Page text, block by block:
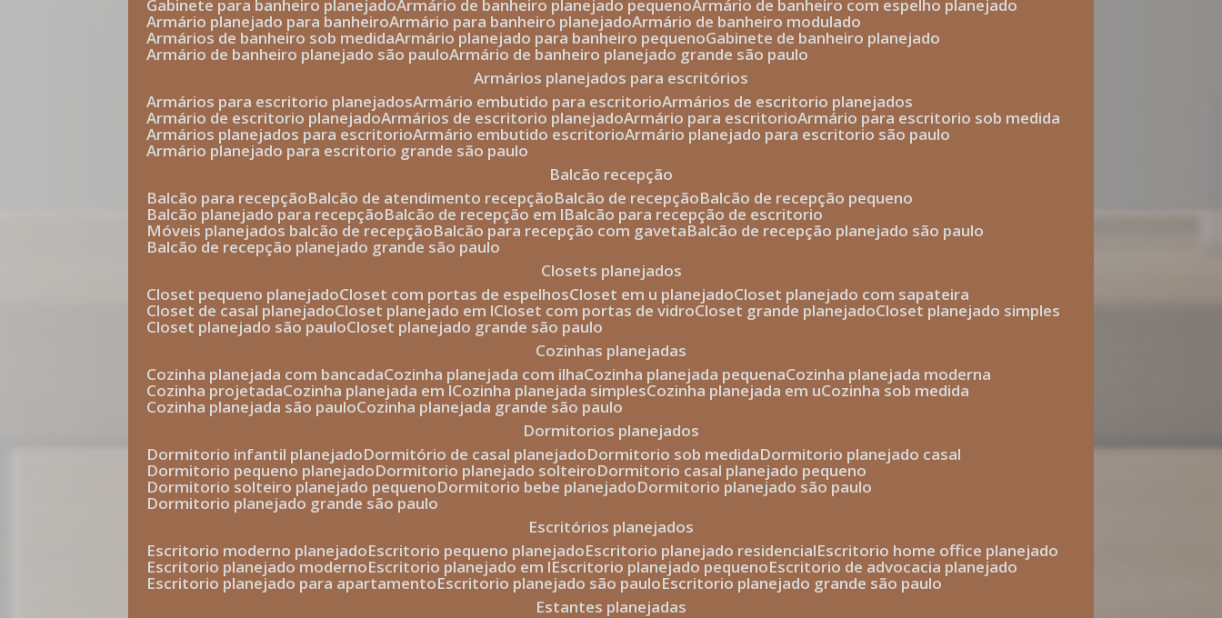
gabinete para banheiro planejado armário de banheiro planejado pequeno armário de banheiro com espelho planejado
armário planejado para banheiro armário para banheiro planejado armário de banheiro modulado
armários de banheiro sob medida armário planejado para banheiro pequeno gabinete de banheiro planejado
armário de banheiro planejado são paulo armário de banheiro planejado grande são paulo
armários planejados para escritórios
armários para escritorio planejados armário embutido para escritorio armários de escritorio planejados
armário de escritorio planejado armários de escritorio planejado armário para escritorio armário para escritorio sob medida
armários planejados para escritorio armário embutido escritorio armário planejado para escritorio são paulo
armário planejado para escritorio grande são paulo
balcão recepção
balcão para recepção
balcão de atendimento recepção balcão de recepção balcão de recepção pequeno
balcão planejado para recepção balcão de recepção em l balcão para recepção de escritorio
móveis planejados balcão de recepção balcão para recepção com gaveta balcão de recepção planejado são paulo
balcão de recepção planejado grande são paulo
closets planejados
closet pequeno planejado closet com portas de espelhos closet em u planejado closet planejado com sapateira
closet de casal planejado closet planejado em l closet com portas de vidro closet grande planejado closet planejado simples
closet planejado são paulo closet planejado grande são paulo
cozinhas planejadas
cozinha planejada com bancada cozinha planejada com ilha cozinha planejada pequena cozinha planejada moderna
cozinha projetada cozinha planejada em l cozinha planejada simples cozinha planejada em u cozinha sob medida
cozinha planejada são paulo cozinha planejada grande são paulo
dormitorios planejados
dormitorio infantil planejado
dormitório de casal planejado dormitorio sob medida dormitorio planejado casal
dormitorio pequeno planejado dormitorio planejado solteiro dormitorio casal planejado pequeno
dormitorio solteiro planejado pequeno dormitorio bebe planejado dormitorio planejado são paulo
dormitorio planejado grande são paulo
escritórios planejados
escritorio moderno planejado escritorio pequeno planejado escritorio planejado residencial escritorio home office planejado
escritorio planejado moderno escritorio planejado em l escritorio planejado pequeno escritorio de advocacia planejado
escritorio planejado para apartamento escritorio planejado são paulo escritorio planejado grande são paulo
estantes planejadas